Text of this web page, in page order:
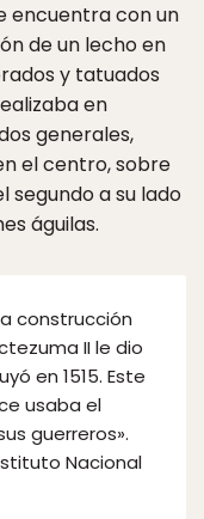
encuentra con un
de un lecho en
y tatuados
en
generales,
el centro, sobre
segundo a su lado
águilas.
construcción
II le dio
en 1515. Este
usaba el
guerreros».
Nacional